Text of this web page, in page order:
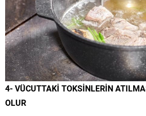
4- VÜCUTTAKİ TOKSİNLERİN
OLUR